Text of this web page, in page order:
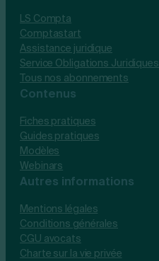
LS Compta
Comptastart
Assistance juridique
Service Obligations Juridiques
Tous nos abonnements
Contenus
Fiches pratiques
Guides pratiques
Modèles
Webinars
Autres informations
Mentions légales
Conditions générales
CGU avocats
Charte sur la vie privée